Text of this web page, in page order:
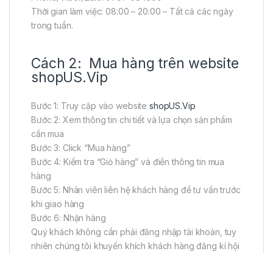
Thời gian làm việc: 08:00 – 20:00 – Tất cả các ngày
trong tuần.
Cách 2: Mua hàng trên website
shopUS.Vip
Bước 1: Truy cập vào website shopUS.Vip
Bước 2: Xem thông tin chi tiết và lựa chọn sản phẩm
cần mua
Bước 3: Click “Mua hàng”
Bước 4: Kiểm tra “Giỏ hàng” và điền thông tin mua
hàng
Bước 5: Nhân viên liên hệ khách hàng để tư vấn trước
khi giao hàng
Bước 6: Nhận hàng
Quý khách không cần phải đăng nhập tài khoản, tuy
nhiên chúng tôi khuyến khích khách hàng đăng kí hội